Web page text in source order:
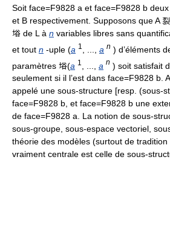
Soit face=F9828 a et face=F9828 b deux
et B respectivement. Supposons que A
﨏 de L à n variables libres sans
et tout n -uple (a 1 a n ) d’éléments
paramètres 﨏(a 1 a n ) soit satisfait
seulement si il l’est dans face=F9828 b.
appelé une sous-structure [resp. (sous-
face=F9828 b, et face=F9828 b une
de face=F9828 a. La notion de sous-
sous-groupe, sous-espace vectoriel,
théorie des modèles (surtout de
vraiment centrale est celle de sous-